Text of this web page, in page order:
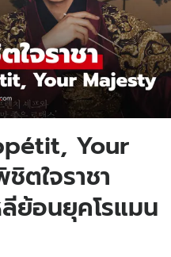
Your
ตใจราชา
ย้อนยุคโรแมน